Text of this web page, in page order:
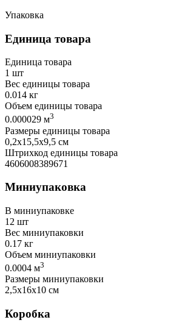
Упаковка
Единица товара
Единица товара
1 шт
Вес единицы товара
0.014 кг
Объем единицы товара
0.000029 м3
Размеры единицы товара
0,2х15,5х9,5 см
Штрихкод единицы товара
4606008389671
Миниупаковка
В миниупаковке
12 шт
Вес миниупаковки
0.17 кг
Объем миниупаковки
0.0004 м3
Размеры миниупаковки
2,5х16х10 см
Коробка